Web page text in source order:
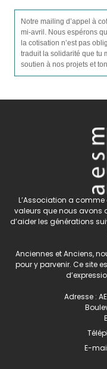
Notre mailing d’appel à
mi-avril. Nous espérons
la cotisation n’est pas
traduit la solidarité que tu
soutien à nos projets et
L’Association a
valeurs que nous avons
d’aider les générations
Anciennes et Anciens,
pour y parvenir. Ce site
Adresse :
E-